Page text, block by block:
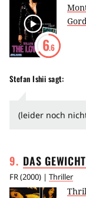
6.6
Stefan Ishii sagt:
(leider noch
9. DAS
FR(2000) | Thriller